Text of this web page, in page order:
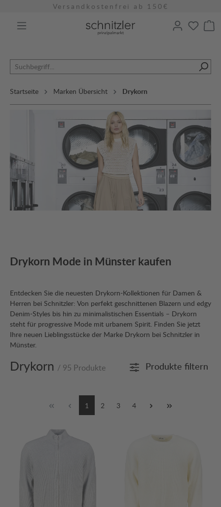
Versandkostenfrei ab 150€
Startseite Marken Übersicht Drykorn
Drykorn Mode in Münster kaufen
Entdecken Sie die neuesten Drykorn-Kollektionen für Damen &
Herren bei Schnitzler: Von perfekt geschnittenen Blazern und edgy
Denim-Styles bis hin zu minimalistischen Essentials – Drykorn
steht für progressive Mode mit urbanem Spirit. Finden Sie jetzt
Ihre neuen Lieblingsstücke der Marke Drykorn bei Schnitzler in
Münster.
Drykorn / 95 Produkte Produkte filtern
1 2 3 4